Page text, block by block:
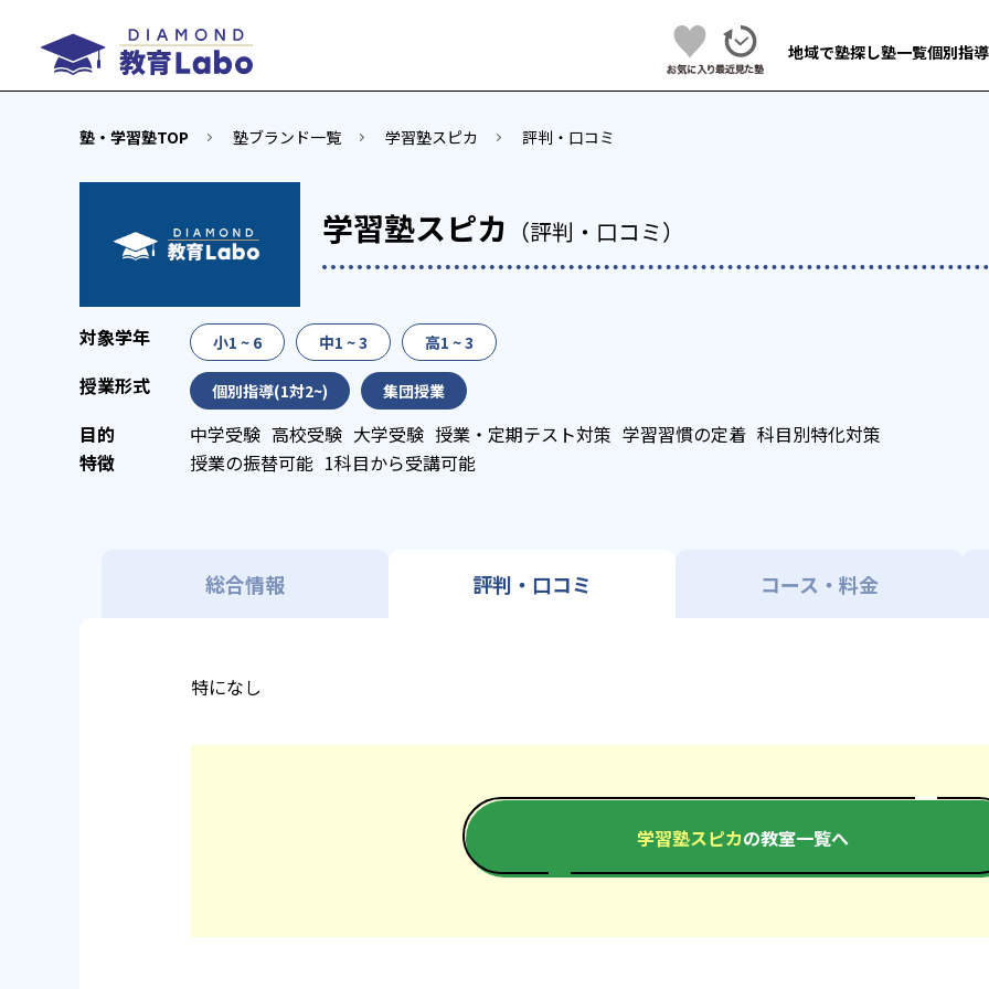
地域で塾探し塾一覧個別指
塾・学習塾TOP 塾ブランド一覧 学習塾スピカ 評判・口コミ
学習塾スピカ （評判・口コミ）
小1 ~ 6 中1 ~ 3 高1 ~ 3
個別指導(1対2~) 集団授業
中学受験 高校受験 大学受験 授業・定期テスト対策 学習習慣の定着 科目別特化対策
授業の振替可能 1科目から受講可能
総合情報 評判・口コミ コース・料金
特になし
学習塾スピカの教室一覧へ